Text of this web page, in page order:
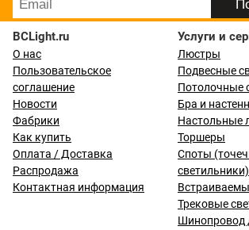
BCLight.ru
О нас
Пользовательское
соглашение
Новости
Фабрики
Как купить
Оплата / Доставка
Распродажа
Контактная информация
Услуги и
Люстры
Подвесные
Потолочные
Бра и
Настольные
Торшеры
Споты
светильники)
Трековые
Шинопровод